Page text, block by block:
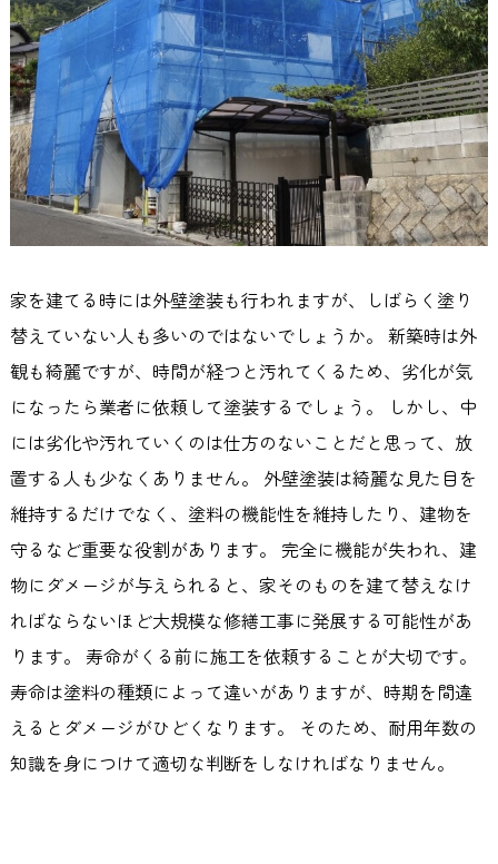
家を建てる時には外壁塗装も行われますが、しばらく塗り
替えていない人も多いのではないでしょうか。 新築時は外
観も綺麗ですが、時間が経つと汚れてくるため、劣化が気
になったら業者に依頼して塗装するでしょう。 しかし、中
には劣化や汚れていくのは仕方のないことだと思って、放
置する人も少なくありません。 外壁塗装は綺麗な見た目を
維持するだけでなく、塗料の機能性を維持したり、建物を
守るなど重要な役割があります。 完全に機能が失われ、建
物にダメージが与えられると、家そのものを建て替えなけ
ればならないほど大規模な修繕工事に発展する可能性があ
ります。 寿命がくる前に施工を依頼することが大切です。
寿命は塗料の種類によって違いがありますが、時期を間違
えるとダメージがひどくなります。 そのため、耐用年数の
知識を身につけて適切な判断をしなければなりません。